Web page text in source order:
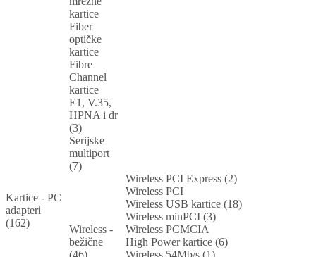
Kartice - PC
adapteri
(162)
kartice
Fiber
optičke
kartice
Fibre
Channel
kartice
E1, V.35,
HPNA i dr
(3)
Serijske
multiport
(7)
Wireless -
bežične
Wireless PCI Express (2)
Wireless PCI
Wireless USB kartice (18)
Wireless minPCI (3)
Wireless PCMCIA
High Power kartice (6)